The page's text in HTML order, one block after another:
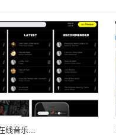
线音乐...